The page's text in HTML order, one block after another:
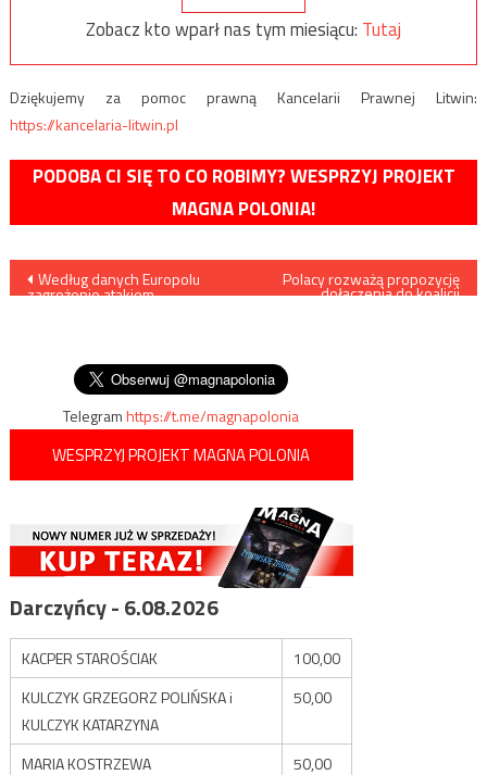
Zobacz kto wparł nas tym miesiącu: Tutaj
Dziękujemy za pomoc prawną Kancelarii Prawnej Litwin:
https://kancelaria-litwin.pl
PODOBA CI SIĘ TO CO ROBIMY? WESPRZYJ PROJEKT
MAGNA POLONIA!
Nawigacja
Według danych Europolu
zagrożenie atakiem
Polacy rozważą propozycję
dołączenia do koalicji
Telegramhttps://t.me/magnapolonia
WESPRZYJ PROJEKT MAGNA POLONIA
Darczyńcy - 6.08.2026
KACPER STAROŚCIAK
100,00
KULCZYK GRZEGORZ POLIŃSKA i
KULCZYK KATARZYNA
50,00
MARIA KOSTRZEWA 50,00